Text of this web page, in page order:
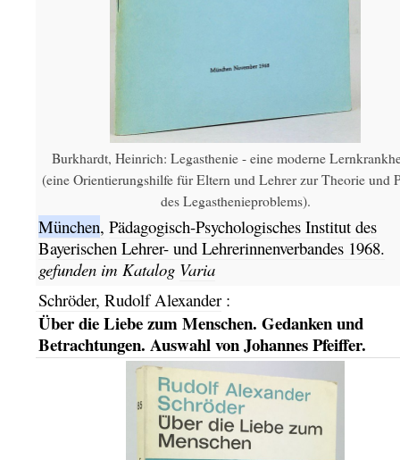
Burkhardt, Heinrich: Legasthenie - eine moderne
(eine Orientierungshilfe für Eltern und Lehrer zur Theorie und
des Legasthenieproblems).
München, Pädagogisch-Psychologisches Institut des
Bayerischen Lehrer- und Lehrerinnenverbandes 1968.
gefunden im Katalog Varia
Schröder, Rudolf Alexander:
Über die Liebe zum Menschen. Gedanken und
Betrachtungen. Auswahl von Johannes Pfeiffer.